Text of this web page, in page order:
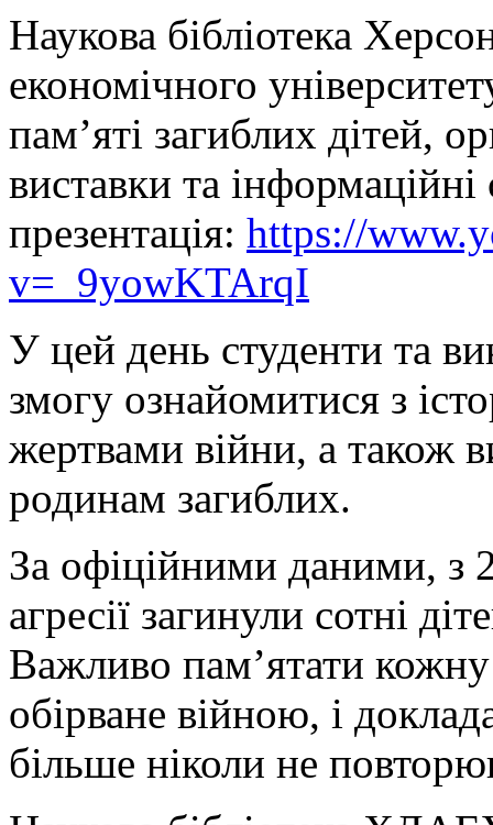
Наукова бібліотека
економічного
пам’яті загиблих дітей,
виставки та
презентація: https://
v=_9yowKTArqI
У цей день студенти та
змогу ознайомитися з
жертвами війни, а також
родинам загиблих.
За офіційними даними, з
агресії загинули сотні
Важливо пам’ятати
обірване війною, і
більше ніколи не